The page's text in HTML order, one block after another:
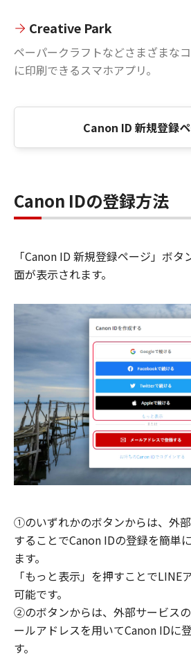
Creative Park
ペーパークラフトなどさまざまな
に印刷できるスマホアプリ。
Canon ID 新規登録
Canon IDの登録方法
「Canon ID 新規登録ページ」ボ
面が表示されます。
①のいずれかのボタンからは、外
することでCanon IDの登録を簡単
ます。
「もっと表示」を押すことでLINE
可能です。
②のボタンからは、外部サービス
ールアドレスを用いてCanon IDに
す。